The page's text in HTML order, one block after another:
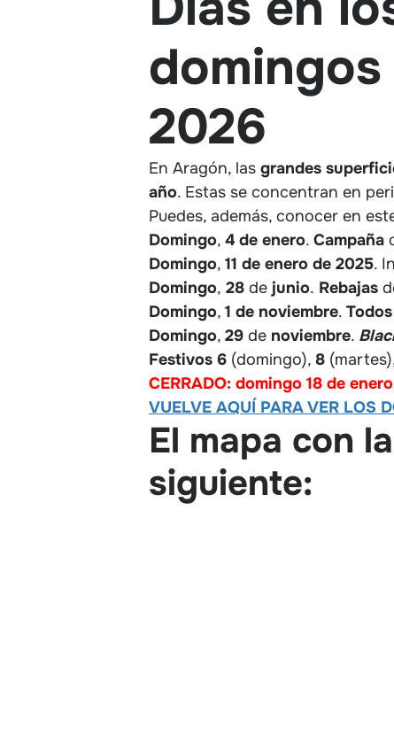
2026
En Aragón, las grandes
año. Estas se concentran en
Puedes, además, conocer en
Domingo, 4 de enero. Campaña
Domingo, 11 de enero de 2025.
Domingo, 28 de junio. Rebajas
Domingo, 1 de noviembre. Todos
Domingo, 29 de noviembre.
Festivos 6 (domingo), 8
CERRADO: domingo 18 de enero
VUELVE AQUÍ PARA VER LOS
El mapa con
siguiente: